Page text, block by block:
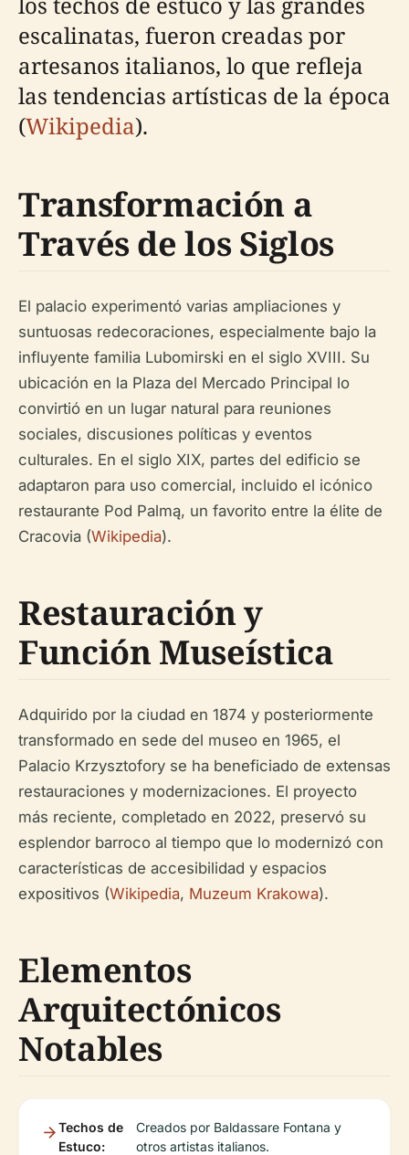
escalinatas, fueron creadas por
artesanos italianos, lo que refleja
las tendencias artísticas de la época
(Wikipedia).
Transformación a
Través de los Siglos
El palacio experimentó varias ampliaciones y
suntuosas redecoraciones, especialmente bajo la
influyente familia Lubomirski en el siglo XVIII. Su
ubicación en la Plaza del Mercado Principal lo
convirtió en un lugar natural para reuniones
sociales, discusiones políticas y eventos
culturales. En el siglo XIX, partes del edificio se
adaptaron para uso comercial, incluido el icónico
restaurante Pod Palmą, un favorito entre la élite de
Cracovia (Wikipedia).
Restauración y
Función Museística
Adquirido por la ciudad en 1874 y posteriormente
transformado en sede del museo en 1965, el
Palacio Krzysztofory se ha beneficiado de extensas
restauraciones y modernizaciones. El proyecto
más reciente, completado en 2022, preservó su
esplendor barroco al tiempo que lo modernizó con
características de accesibilidad y espacios
expositivos (Wikipedia, Muzeum Krakowa).
Elementos
Arquitectónicos
Notables
Techos de
Estuco:
Creados por Baldassare Fontana y
otros artistas italianos.